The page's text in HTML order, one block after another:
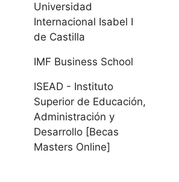
Universitat Abat
Oliba CEU
Universidad
Barcelona
Universidad de
Barcelona
Universidad
Internacional Isabel I
de Castilla
IMF Business School
ISEAD - Instituto
Superior de Educación,
Administración y
Desarrollo [Becas
Masters Online]